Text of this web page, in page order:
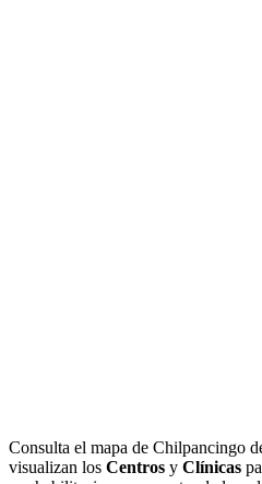
Consulta el mapa de Chilpancingo
visualizan los Centros y Clínicas